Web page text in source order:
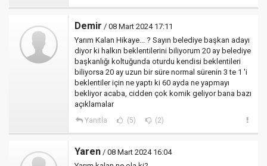
Demir / 08 Mart 2024 17:11
Yarım Kalan Hikaye... ? Sayın belediye başkan adayı
diyor ki halkın beklentilerini biliyorum 20 ay belediye
başkanlığı koltuğunda oturdu kendisi beklentileri
biliyorsa 20 ay uzun bir süre normal sürenin 3 te 1 'i
beklentiler için ne yaptı ki 60 ayda ne yapmayı
bekliyor acaba, cidden çok komik geliyor bana bazı
açıklamalar
Yanıtla (5) (2)
Yaren / 08 Mart 2024 16:04